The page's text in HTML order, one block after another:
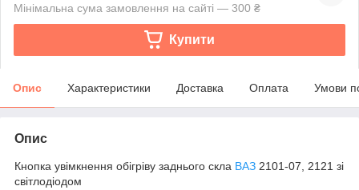
Мінімальна сума замовлення на сайті — 300 ₴
Купити
Опис Характеристики Доставка Оплата Умови
Опис
Кнопка увімкнення обігріву заднього скла ВАЗ 2101-07, 2121 зі
світлодіодом